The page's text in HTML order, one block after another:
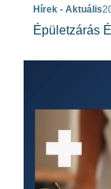
Hírek - Aktuális
Épületzárás